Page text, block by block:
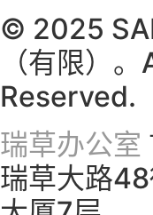
© 2025
（有限）
Reserved.
瑞草办公室
瑞草大路